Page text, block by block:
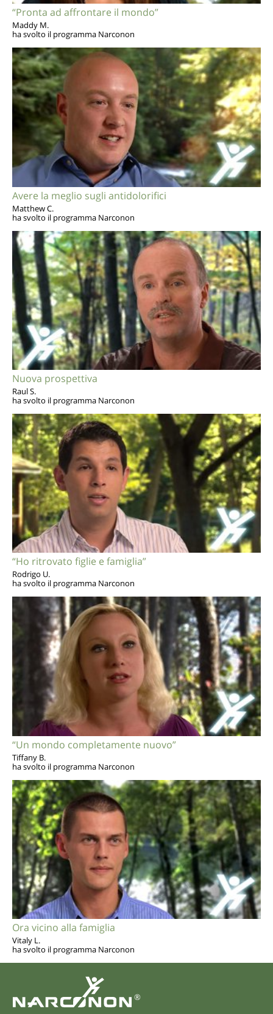
“Pronta ad affrontare il mondo”
Maddy M.
ha svolto il programma Narconon
Avere la meglio sugli antidolorifici
Matthew C.
ha svolto il programma Narconon
Nuova prospettiva
Raul S.
ha svolto il programma Narconon
“Ho ritrovato figlie e famiglia”
Rodrigo U.
ha svolto il programma Narconon
“Un mondo completamente nuovo”
Tiffany B.
ha svolto il programma Narconon
Ora vicino alla famiglia
Vitaly L.
ha svolto il programma Narconon
®